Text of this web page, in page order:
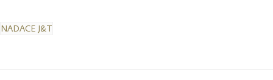
NADACE J&T